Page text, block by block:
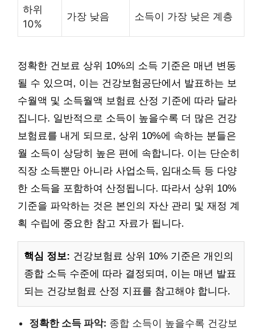
하위
10%
가장 낮음 소득이 가장 낮은 계층
정확한 건보료 상위 10%의 소득 기준은 매년 변동
될 수 있으며, 이는 건강보험공단에서 발표하는 보
수월액 및 소득월액 보험료 산정 기준에 따라 달라
집니다. 일반적으로 소득이 높을수록 더 많은 건강
보험료를 내게 되므로, 상위 10%에 속하는 분들은
월 소득이 상당히 높은 편에 속합니다. 이는 단순히
직장 소득뿐만 아니라 사업소득, 임대소득 등 다양
한 소득을 포함하여 산정됩니다. 따라서 상위 10%
기준을 파악하는 것은 본인의 자산 관리 및 재정 계
획 수립에 중요한 참고 자료가 됩니다.
핵심 정보: 건강보험료 상위 10% 기준은 개인의
종합 소득 수준에 따라 결정되며, 이는 매년 발표
되는 건강보험료 산정 지표를 참고해야 합니다.
정확한 소득 파악: 종합 소득이 높을수록 건강보